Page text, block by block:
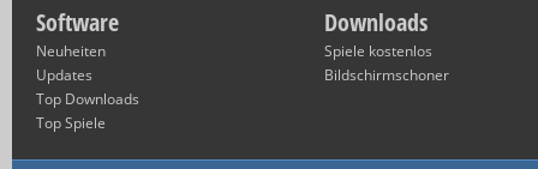
Software
Neuheiten
Updates
Top Downloads
Top Spiele
Downloads
Spiele kostenlos
Bildschirmschoner